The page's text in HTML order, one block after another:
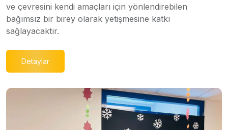
ve çevresini kendi amaçları için yönlendirebilen
bağımsız bir birey olarak yetişmesine katkı
sağlayacaktır.
Detaylar